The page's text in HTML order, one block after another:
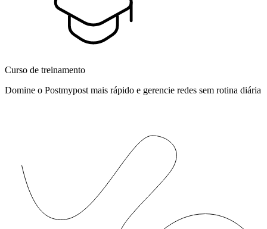
Curso de treinamento
Domine o Postmypost mais rápido e gerencie redes sem rotina diária